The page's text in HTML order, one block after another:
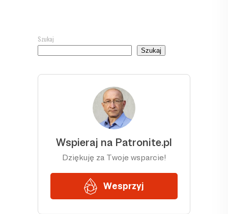
Szukaj
Szukaj